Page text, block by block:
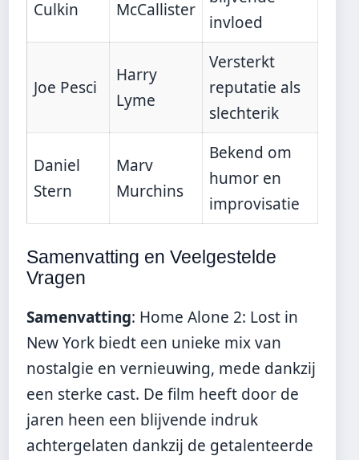
Culkin McCallister
invloed
Joe Pesci
Harry
Lyme
Versterkt
reputatie als
slechterik
Daniel
Stern
Marv
Murchins
Bekend om
humor en
improvisatie
Samenvatting en Veelgestelde
Vragen
Samenvatting: Home Alone 2: Lost in
New York biedt een unieke mix van
nostalgie en vernieuwing, mede dankzij
een sterke cast. De film heeft door de
jaren heen een blijvende indruk
achtergelaten dankzij de getalenteerde